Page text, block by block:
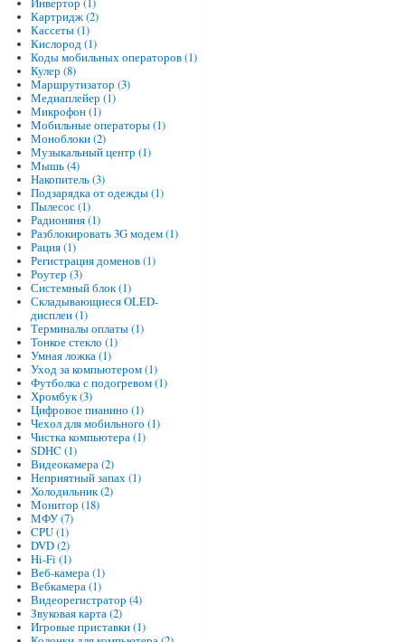
Инвертор (1)
Картридж (2)
Кассеты (1)
Кислород (1)
Коды мобильных операторов (1)
Кулер (8)
Маршрутизатор (3)
Медиаплейер (1)
Микрофон (1)
Мобильные операторы (1)
Моноблоки (2)
Музыкальный центр (1)
Мышь (4)
Накопитель (3)
Подзарядка от одежды (1)
Пылесос (1)
Радионяня (1)
Разблокировать 3G модем (1)
Рация (1)
Регистрация доменов (1)
Роутер (3)
Системный блок (1)
Складывающиеся OLED-
дисплеи (1)
Терминалы оплаты (1)
Тонкое стекло (1)
Умная ложка (1)
Уход за компьютером (1)
Футболка с подогревом (1)
Хромбук (3)
Цифровое пианино (1)
Чехол для мобильного (1)
Чистка компьютера (1)
SDHC (1)
Видеокамера (2)
Неприятный запах (1)
Холодильник (2)
Монитор (18)
МФУ (7)
CPU (1)
DVD (2)
Hi-Fi (1)
Веб-камера (1)
Вебкамера (1)
Видеорегистратор (4)
Звуковая карта (2)
Игровые приставки (1)